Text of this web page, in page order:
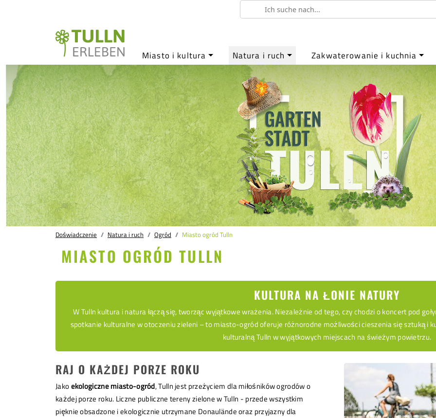
Miasto i kultura Natura i ruch Zakwaterowanie i kuchnia
Doświadczenie Natura i ruch Ogród Miasto ogród Tulln
MIASTO OGRÓD TULLN
KULTURA NA ŁONIE NATURY
W Tulln kultura i natura łączą się, tworząc wyjątkowe wrażenia. Niezależnie od tego, czy chodzi o koncert pod
spotkanie kulturalne w otoczeniu zieleni – to miasto-ogród oferuje różnorodne możliwości cieszenia się sztuką i
kulturalną Tulln w wyjątkowych miejscach na świeżym powietrzu.
RAJ O KAŻDEJ PORZE ROKU
Jakoekologiczne miasto-ogród, Tulln jest przeżyciem dla miłośników ogrodów o
każdej porze roku. Liczne publiczne tereny zielone w Tulln - przede wszystkim
pięknie obsadzone i ekologicznie utrzymane Donaulände oraz przyjazny dla